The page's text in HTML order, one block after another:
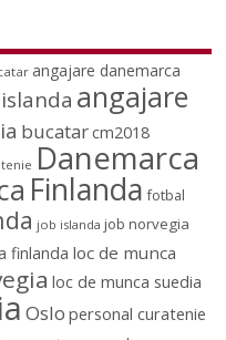
angajare danemarca
angajare
bucatarcm2018
Danemarca
Finlanda fotbal
job islanda job norvegia
finlanda loc de munca
loc de munca suedia
Oslo personal curatenie